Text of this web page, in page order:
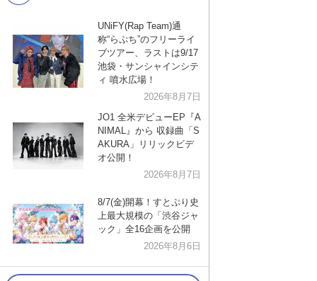
洋楽
VTuber ディズニー
UNiFY(Rap Team)通
称“らぷち”のフリーライ
ブツアー、ラストは9/17
池袋・サンシャインシテ
ィ 噴水広場！
2026年8月7日
JO1 全米デビューEP『A
NIMAL』から 収録曲「S
AKURA」リリックビデ
オ公開！
2026年8月7日
8/7(金)開幕！すとぷり史
上最大規模の「渋谷ジャ
ック」全16企画を公開
2026年8月6日